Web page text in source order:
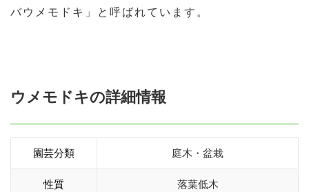
バウメモドキ」と呼ばれています。
ウメモドキの詳細情報
園芸分類 庭木・盆栽
性質 落葉低木